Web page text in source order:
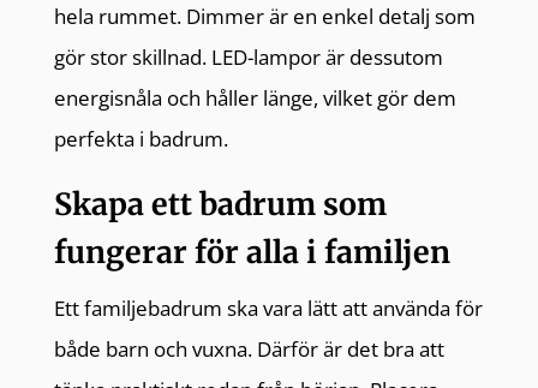
hela rummet. Dimmer är en enkel detalj som
gör stor skillnad. LED-lampor är dessutom
energisnåla och håller länge, vilket gör dem
perfekta i badrum.
Skapa ett badrum som
fungerar för alla i familjen
Ett familjebadrum ska vara lätt att använda för
både barn och vuxna. Därför är det bra att